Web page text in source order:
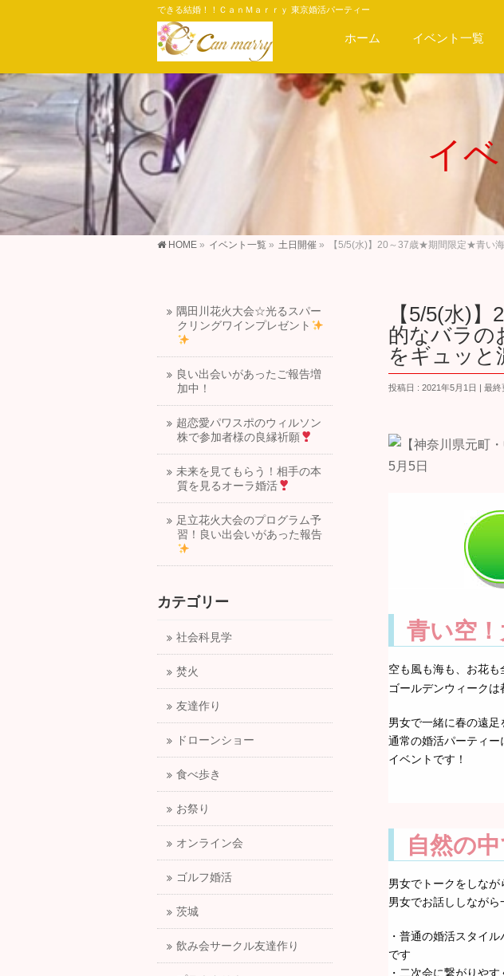
できる結婚！！ＣａｎＭａｒｒｙ 東京婚活パーティー
ホーム イベント一覧
イ
HOME » イベント一覧 » 土日開催 » 【5/5(水)】20～37歳★期間限定★青い
【5/5(水)
的なバラの
をギュッと
投稿日 : 2021年5月1日 最終
青い空
空も風も海も、お花
ゴールデンウィーク
男女で一緒に春の遠
通常の婚活パーティ
イベントです！
自然の
男女でトークをしな
男女でお話ししなが
・普通の婚活スタイ
です
・二次会に繋がりや
隅田川花火大会☆光るスパー
クリングワインプレゼント
良い出会いがあったご報告増
加中！
超恋愛パワスポのウィルソン
株で参加者様の良縁祈願
未来を見てもらう！相手の本
質を見るオーラ婚活
足立花火大会のプログラム予
習！良い出会いがあった報告
カテゴリー
社会科見学
焚火
友達作り
ドローンショー
食べ歩き
お祭り
オンライン会
ゴルフ婚活
茨城
飲み会サークル友達作り